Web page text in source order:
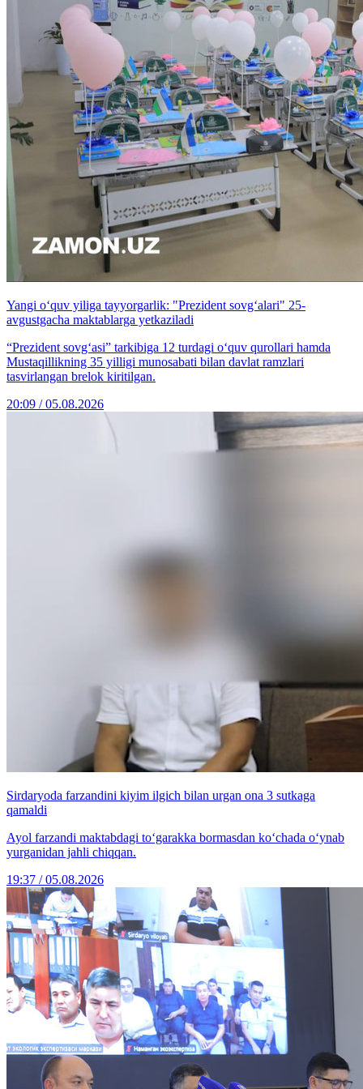
Yangi o‘quv yiliga tayyorgarlik: "Prezident sovg‘alari" 25-
avgustgacha maktablarga yetkaziladi
“Prezident sovg‘asi” tarkibiga 12 turdagi o‘quv qurollari hamda
Mustaqillikning 35 yilligi munosabati bilan davlat ramzlari
tasvirlangan brelok kiritilgan.
20:09 / 05.08.2026
Sirdaryoda farzandini kiyim ilgich bilan urgan ona 3 sutkaga
qamaldi
Ayol farzandi maktabdagi to‘garakka bormasdan ko‘chada o‘ynab
yurganidan jahli chiqqan.
19:37 / 05.08.2026